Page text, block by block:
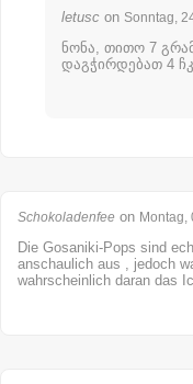
letusc on Sonntag,
ნონა, თითო 7
დაგჭირდებათ 4
Schokoladenfee on Montag,
Die Gosaniki-Pops sind
anschaulich aus , jedoch
wahrscheinlich daran das